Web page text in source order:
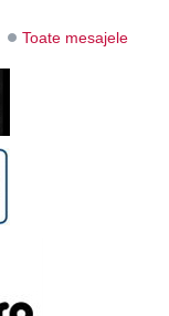
Toate mesajele